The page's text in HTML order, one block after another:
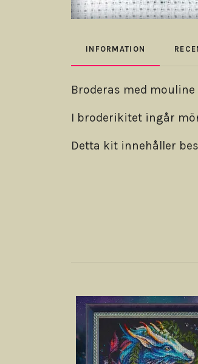
INFORMATION
Broderas med
I broderikitet ingår
Detta kit innehåller